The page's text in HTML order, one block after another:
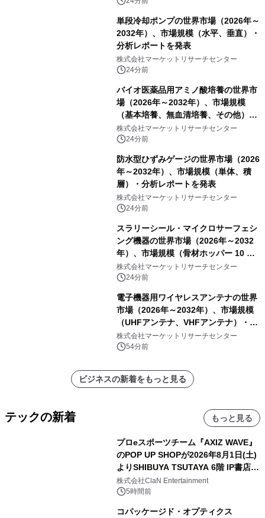
単段冷却ポンプの世界市場（2026年～
2032年）、市場規模（水平、垂直）・
分析レポートを発表
株式会社マーケットリサーチセンター
24分前
バイオ医薬品用アミノ酸培養の世界市
場（2026年～2032年）、市場規模
（基本培養、無血清培養、その他）・
分析レポートを発表
株式会社マーケットリサーチセンター
24分前
防水型ひずみゲージの世界市場（2026
年～2032年）、市場規模（単体、積
層）・分析レポートを発表
株式会社マーケットリサーチセンター
24分前
スラリーシール・マイクロサーフェシ
ング機器の世界市場（2026年～2032
年）、市場規模（骨材ホッパー 10 m³
以下、骨材ホッパー 10 m³～12 m³、
骨材ホッパー 12 m³以上）・分析レポ
株式会社マーケットリサーチセンター
24分前
電子機器用ワイヤレスアンテナの世界
市場（2026年～2032年）、市場規模
（UHFアンテナ、VHFアンテナ）・分
析レポートを発表
株式会社マーケットリサーチセンター
54分前
ビジネスの新着をもっと見る
テックの新着 もっと見る
プロeスポーツチーム『AXIZ WAVE』
のPOP UP SHOPが2026年8月1日(土)
よりSHIBUYA TSUTAYA 6階 IP書店で
開催決定！！
株式会社ClaN Entertainment
5時間前
コパッケージド・オプティクス